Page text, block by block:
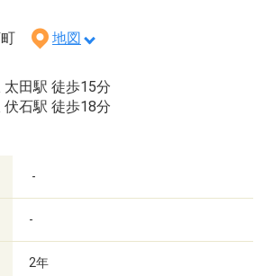
町 地図
田駅 徒歩15分
石駅 徒歩18分
-
-
2年